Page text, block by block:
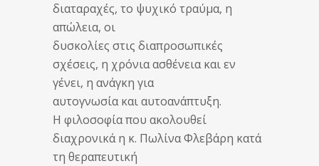
διαταραχές, το ψυχικό τραύμα, η
απώλεια, οι
δυσκολίες στις διαπροσωπικές
σχέσεις, η χρόνια ασθένεια και εν
γένει, η ανάγκη για
αυτογνωσία και αυτοανάπτυξη.
Η φιλοσοφία που ακολουθεί
διαχρονικά η κ. Πωλίνα Φλεβάρη κατά
τη θεραπευτική